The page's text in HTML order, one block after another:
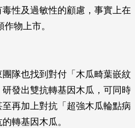
性及過敏性的顧慮，事實上在
物上市。
隊也找到對付「木瓜畸葉嵌紋
發出雙抗轉基因木瓜，可同時
再加上對抗「超強木瓜輪點病
轉基因木瓜。